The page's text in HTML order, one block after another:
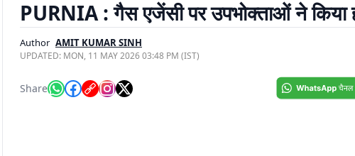
PURNIA : गैस एजेंसी पर उपभोक्ताओं ने किया
Author AMIT KUMAR SINH
UPDATED: MON, 11 MAY 2026 03:48 PM (IST)
Share